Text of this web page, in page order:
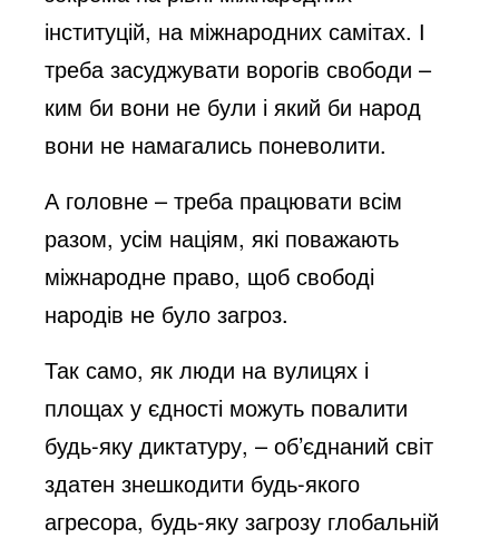
інституцій, на міжнародних самітах. І
треба засуджувати ворогів свободи –
ким би вони не були і який би народ
вони не намагались поневолити.
А головне – треба працювати всім
разом, усім націям, які поважають
міжнародне право, щоб свободі
народів не було загроз.
Так само, як люди на вулицях і
площах у єдності можуть повалити
будь-яку диктатуру, – об’єднаний світ
здатен знешкодити будь-якого
агресора, будь-яку загрозу глобальній